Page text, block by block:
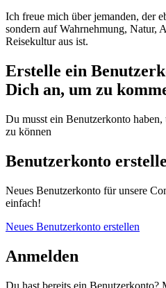
Ich freue mich über jemanden, der
sondern auf Wahrnehmung, Natur,
Reisekultur aus ist.
Erstelle ein
Dich an, um zu
Du musst ein Benutzerkonto
zu können
Benutzerkonto
Neues Benutzerkonto für unsere
einfach!
Neues Benutzerkonto erstellen
Anmelden
Du hast bereits ein Benutzerkonto?